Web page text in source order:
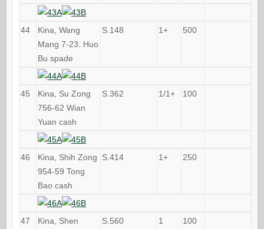
44
Kina, Wang
Mang 7-23. Huo
Bu spade
S.148 1+ 500
45
Kina, Su Zong
756-62 Wian
Yuan cash
S.362 1/1+ 100
46
Kina, Shih Zong
954-59 Tong
Bao cash
S.414 1+ 250
47
Kina, Shen
S.560 1 100